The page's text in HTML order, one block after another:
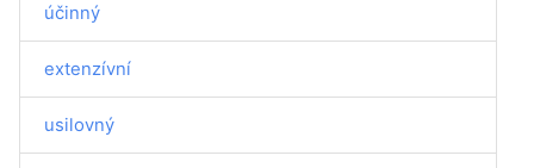
účinný
extenzívní
usilovný